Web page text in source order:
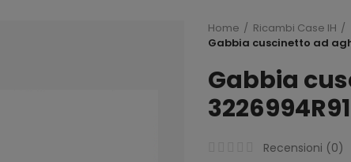
Home
Ricambi Case IH
Gabbia cuscinetto ad
Gabbia
Recensioni (0)